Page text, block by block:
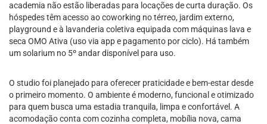
academia não estão liberadas para locações de curta duração. Os
hóspedes têm acesso ao coworking no térreo, jardim externo,
playground e à lavanderia coletiva equipada com máquinas lava e
seca OMO Ativa (uso via app e pagamento por ciclo). Há também
um solarium no 5º andar disponível para uso.
O studio foi planejado para oferecer praticidade e bem-estar desde
o primeiro momento. O ambiente é moderno, funcional e otimizado
para quem busca uma estadia tranquila, limpa e confortável. A
acomodação conta com cozinha completa, mobília nova, cama